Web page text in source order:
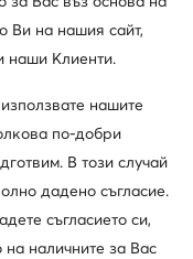
Ви на нашия сайт,
наши Клиенти.
нашите
по-добри
В този случай
дадено съгласие.
съгласието си,
наличните за Вас